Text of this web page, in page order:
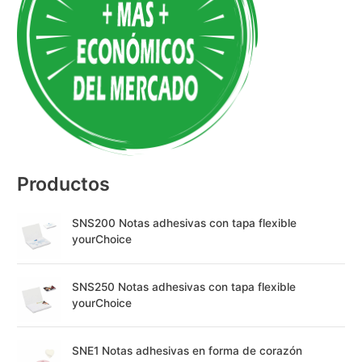
r
n
a
Productos
SNS200 Notas adhesivas con tapa flexible
yourChoice
SNS250 Notas adhesivas con tapa flexible
yourChoice
SNE1 Notas adhesivas en forma de corazón